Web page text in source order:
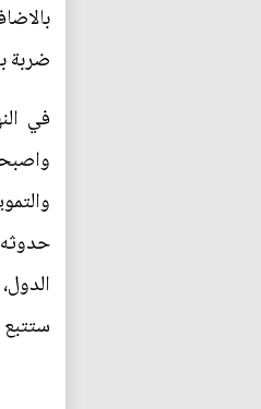
ضربة
في
ستتبع